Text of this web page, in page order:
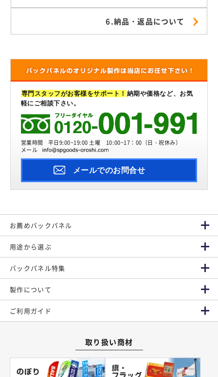
6.納品・返品について
専門スタッフがお客様をサポート！ 納期や価格など、お気
軽にご相談下さい。
営業時間
平日9:00~19:00 土曜 10:00~17：00（日・祝休み）
メール
メールでのお問合せ
お薦めバックパネル
用途から選ぶ
バックパネル特集
製作について
ご利用ガイド
取り扱い商材